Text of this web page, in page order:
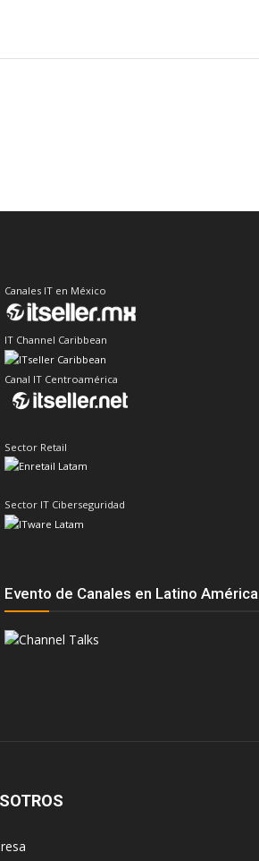
Canales IT en México
IT Channel Caribbean
Canal IT Centroamérica
Sector Retail
Sector IT Ciberseguridad
Evento de Canales en Latino América